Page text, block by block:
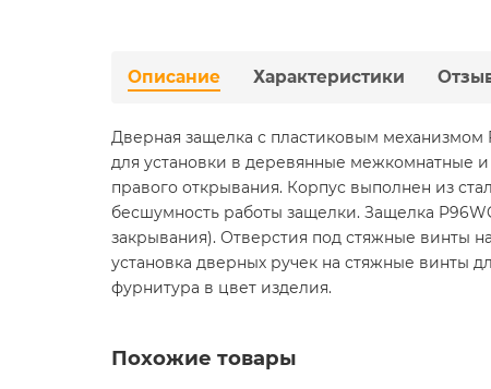
Описание Характеристики
Дверная защелка с пластиковым механизмом
для установки в деревянные межкомнатные
правого открывания. Корпус выполнен из
бесшумность работы защелки. Защелка
закрывания). Отверстия под стяжные винты
установка дверных ручек на стяжные винты
фурнитура в цвет изделия.
Похожие товары